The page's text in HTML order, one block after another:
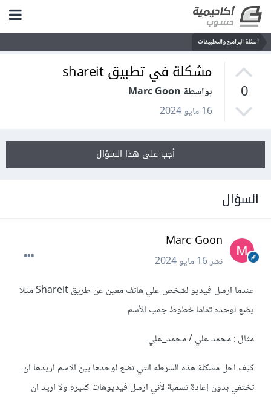
أسئلة البرامج والتطبيقات
0
مشكلة في تطبيق shareit
بواسطة Marc Goon
16 مايو 2024
أجب على هذا السؤال
السؤال
Marc Goon
نشر16 مايو 2024
عندما ارسل فيديو لشخص علي هاتف معين عن طريق Shareit مثلا
يضع لوحده تماما خطوط جمب الأسم
مثال : محمد علي / محمد_علي
كيف احل مشكلة هذه الشرطه التي تضع لوحدها بين الاسم ا ريدها ان
تختفي بدون إعادة تسمية لأني ارسل فيديوهات كثيره ولا اريد ان